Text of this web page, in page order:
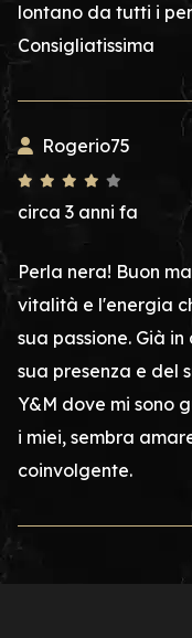
lontano da tutti i
Consigliatissima
Rogerio75
circa 3 anni fa
Perla nera! Buon
vitalità e l'energia
sua passione. Già
sua presenza e del
Y&M dove mi sono
i miei, sembra
coinvolgente.